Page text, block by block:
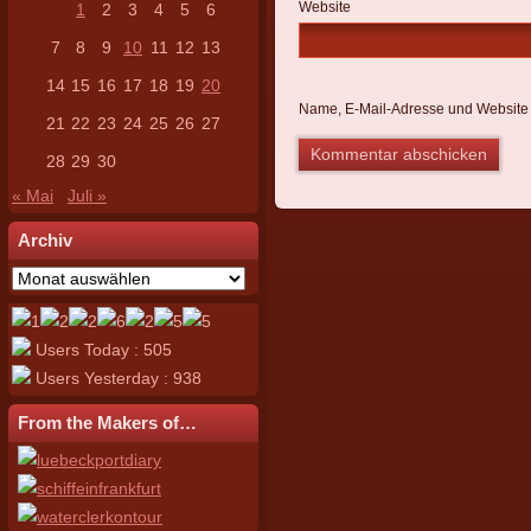
1
2 3 4 5
6
7
8 9 10 11 12 13
14 15 16 17 18 19 20
21 22 23 24 25 26 27
28 29 30
« Mai
Juli »
Archiv
Archiv
Users Today : 505
Users Yesterday : 938
From the Makers of…
Website
Name, E-Mail-Adresse und